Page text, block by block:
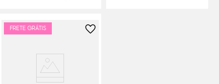
FRETE GRÁTIS